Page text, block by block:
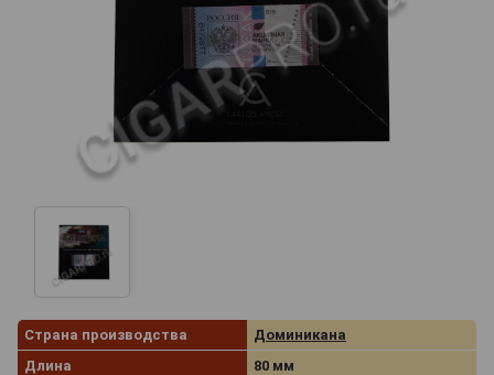
Страна производства
Доминикана
Длина
80 мм